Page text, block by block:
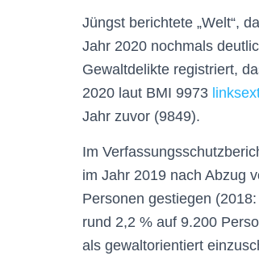
Jüngst berichtete „Welt“,
Jahr 2020 nochmals
Gewaltdelikte registriert,
2020 laut BMI 9973
Jahr zuvor (9849).
Im
im Jahr 2019 nach Abzug
Personen gestiegen
rund 2,2 % auf 9.200
als gewaltorientiert